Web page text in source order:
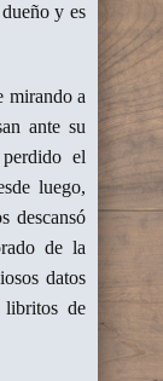
y es
mirando a
ante su
el
luego,
descansó
de la
datos
libritos de